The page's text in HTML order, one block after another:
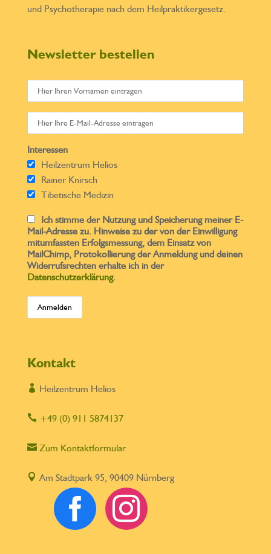
und Psychotherapie nach dem Heilpraktikergesetz.
Newsletter bestellen
Interessen
Heilzentrum Helios
Rainer Knirsch
Tibetische Medizin
Ich stimme der Nutzung und Speicherung meiner E-
Mail-Adresse zu. Hinweise zu der von der Einwilligung
mitumfassten Erfolgsmessung, dem Einsatz von
MailChimp, Protokollierung der Anmeldung und deinen
Widerrufsrechten erhalte ich in der
Datenschutzerklärung.
Kontakt
 Heilzentrum Helios
+49 (0) 911 5874137
Zum Kontaktformular
 Am Stadtpark 95, 90409 Nürnberg
 